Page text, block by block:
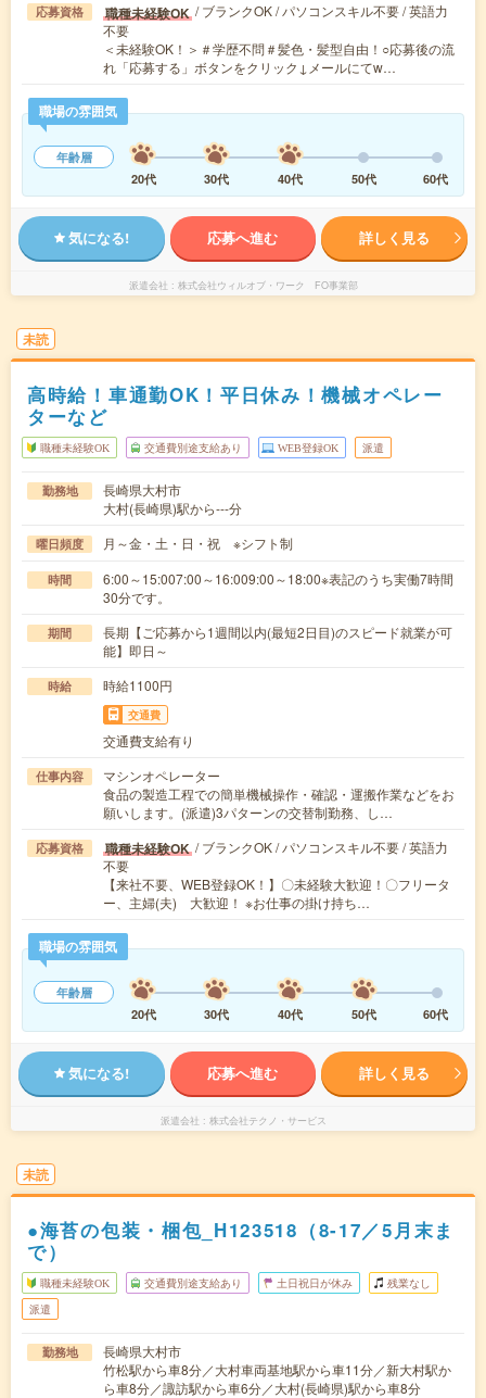
応募資格 職種未経験OK / ブランクOK / パソコンスキル不要 / 英語力
不要
＜未経験OK！＞＃学歴不問＃髪色・髪型自由！○応募後の流
れ「応募する」ボタンをクリック↓メールにてw…
職場の雰囲気
年齢層
20代
30代 40代 50代 60代
気になる! 応募へ進む 詳しく見る
派遣会社 株式会社ウィルオブ・ワーク FO事業部
未読
高時給！車通勤OK！平日休み！機械オペレー
ターなど
職種未経験OK 交通費別途支給あり WEB登録OK 派遣
勤務地
長崎県大村市
大村(長崎県)駅から---分
曜日頻度 月～金・土・日・祝 ※シフト制
時間
6:00～15:007:00～16:009:00～18:00※表記のうち実働7時間
30分です。
期間
長期【ご応募から1週間以内(最短2日目)のスピード就業が可
能】即日～
時給 時給1100円
交通費
交通費支給有り
仕事内容
マシンオペレーター
食品の製造工程での簡単機械操作・確認・運搬作業などをお
願いします。(派遣)3パターンの交替制勤務、し…
応募資格 職種未経験OK / ブランクOK / パソコンスキル不要 / 英語力
不要
【来社不要、WEB登録OK！】〇未経験大歓迎！〇フリータ
ー、主婦(夫) 大歓迎！ ※お仕事の掛け持ち…
職場の雰囲気
年齢層
20代
30代 40代 50代 60代
気になる! 応募へ進む 詳しく見る
派遣会社 株式会社テクノ・サービス
未読
●海苔の包装・梱包_H123518（8-17／5月末ま
で）
職種未経験OK 交通費別途支給あり 土日祝日が休み 残業なし
派遣
勤務地
長崎県大村市
竹松駅から車8分／大村車両基地駅から車11分／新大村駅か
ら車8分／諏訪駅から車6分／大村(長崎県)駅から車8分